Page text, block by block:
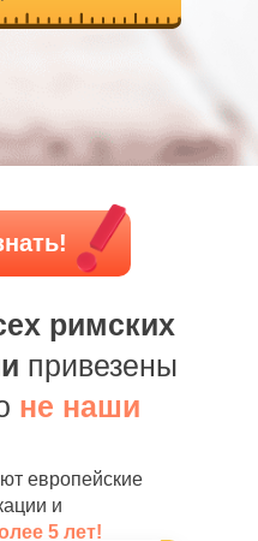
римских
привезены
не наши
европейские
и
5 лет!